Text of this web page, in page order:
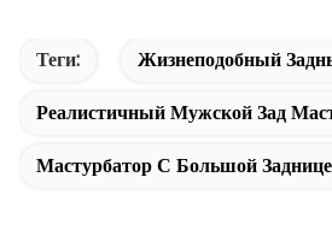
Теги:
Жизнеподобный
Реалистичный Мужской Зад
Мастурбатор С Большой